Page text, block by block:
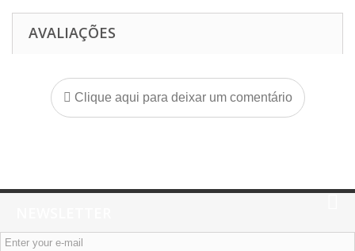
AVALIAÇÕES
Clique aqui para deixar um comentário